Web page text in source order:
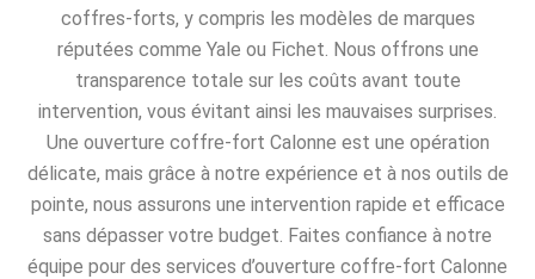
coffres-forts, y compris les modèles de marques
réputées comme Yale ou Fichet. Nous offrons une
transparence totale sur les coûts avant toute
intervention, vous évitant ainsi les mauvaises surprises.
Une ouverture coffre-fort Calonne est une opération
délicate, mais grâce à notre expérience et à nos outils de
pointe, nous assurons une intervention rapide et efficace
sans dépasser votre budget. Faites confiance à notre
équipe pour des services d’ouverture coffre-fort Calonne